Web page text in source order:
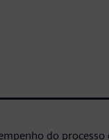
do processo